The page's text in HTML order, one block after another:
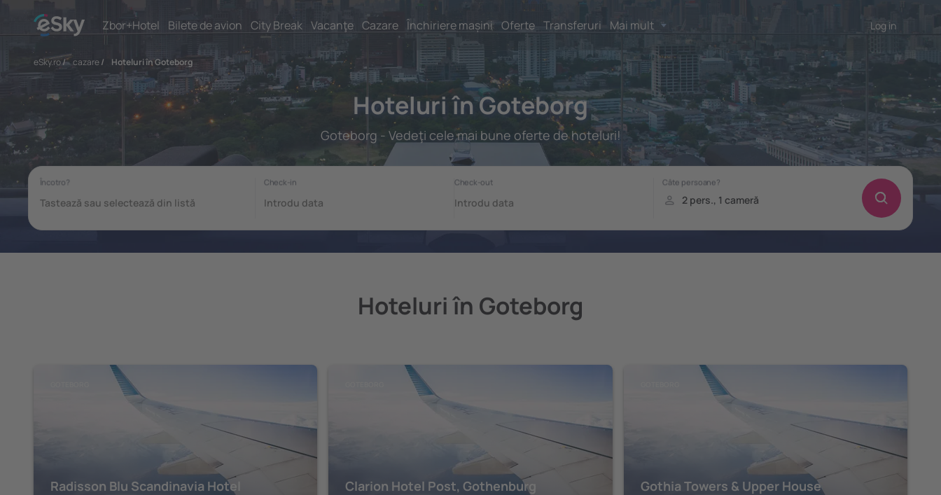
Zbor+Hotel Bilete de avion City Break Vacanţe Cazare Închiriere mașini Oferte Transferuri Mai mult Log in
eSky.ro/ cazare/ Hoteluri în Goteborg
Hoteluri în Goteborg
Goteborg - Vedeţi cele mai bune oferte de hoteluri!
Hoteluri în Goteborg
Radisson Blu Scandinavia Hotel
Clarion Hotel Post, Gothenburg
Gothia Towers & Upper House